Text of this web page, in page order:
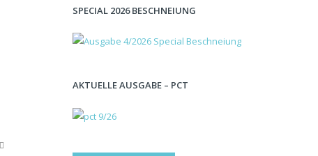
SPECIAL 2026 BESCHNEIUNG
AKTUELLE AUSGABE – PCT